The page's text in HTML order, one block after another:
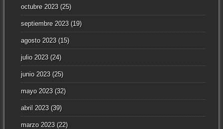
octubre 2023(25)
septiembre 2023(19)
agosto 2023(15)
julio 2023(24)
junio 2023(25)
mayo 2023(32)
abril 2023(39)
marzo 2023(22)